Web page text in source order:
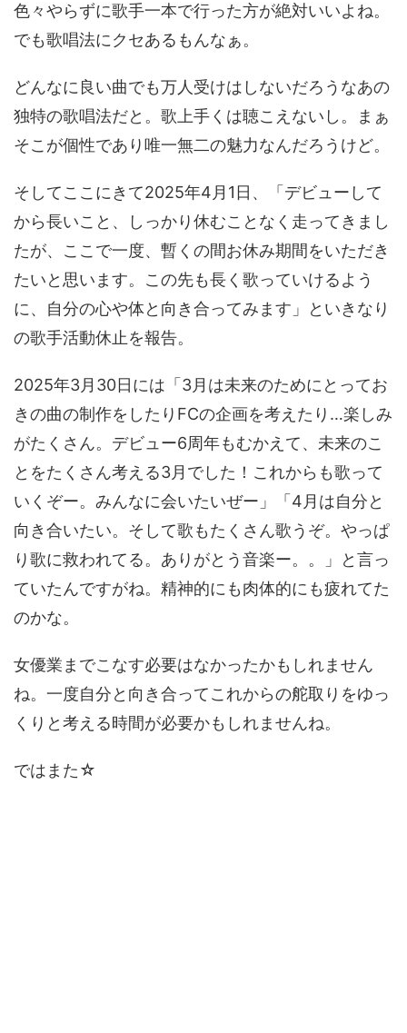
色々やらずに歌手一本で行った方が絶対いいよね。
でも歌唱法にクセあるもんなぁ。
どんなに良い曲でも万人受けはしないだろうなあの
独特の歌唱法だと。歌上手くは聴こえないし。まぁ
そこが個性であり唯一無二の魅力なんだろうけど。
そしてここにきて2025年4月1日、「デビューして
から長いこと、しっかり休むことなく走ってきまし
たが、ここで一度、暫くの間お休み期間をいただき
たいと思います。この先も長く歌っていけるよう
に、自分の心や体と向き合ってみます」といきなり
の歌手活動休止を報告。
2025年3月30日には「3月は未来のためにとってお
きの曲の制作をしたりFCの企画を考えたり…楽しみ
がたくさん。デビュー6周年もむかえて、未来のこ
とをたくさん考える3月でした！これからも歌って
いくぞー。みんなに会いたいぜー」「4月は自分と
向き合いたい。そして歌もたくさん歌うぞ。やっぱ
り歌に救われてる。ありがとう音楽ー。。」と言っ
ていたんですがね。精神的にも肉体的にも疲れてた
のかな。
女優業までこなす必要はなかったかもしれません
ね。一度自分と向き合ってこれからの舵取りをゆっ
くりと考える時間が必要かもしれませんね。
ではまた☆